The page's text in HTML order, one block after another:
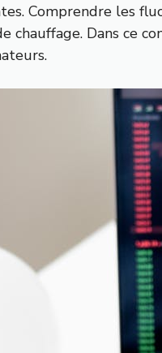
Comprendre les
chauffage. Dans ce